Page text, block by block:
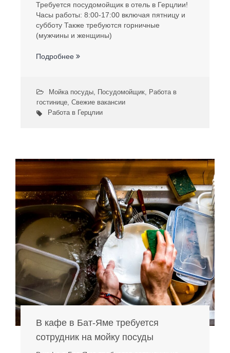
Требуется посудомойщик в отель в Герцлии!
Часы работы: 8:00-17:00 включая пятницу и
субботу Также требуются горничные
(мужчины и женщины)
Подробнее
Мойка посуды, Посудомойщик, Работа в
гостинице, Свежие вакансии
Работа в Герцлии
В кафе в Бат-Яме требуется
сотрудник на мойку посуды